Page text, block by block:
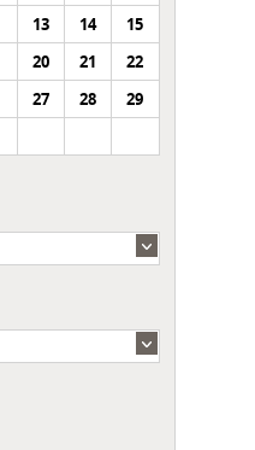
13 14
15
20 21
22
27 28
29